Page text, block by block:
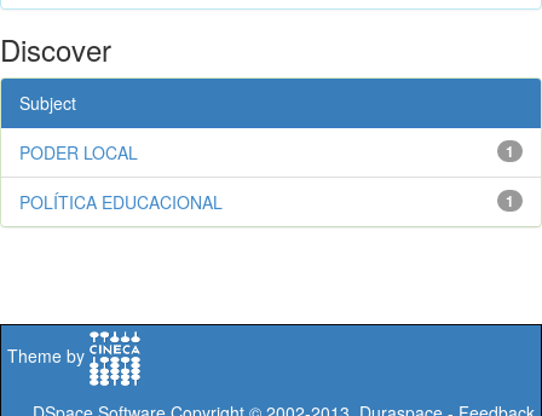
Discover
Subject
1
PODER LOCAL
1
POLÍTICA EDUCACIONAL
Theme by